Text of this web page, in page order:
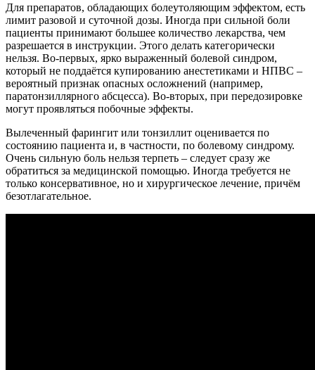
Для препаратов, обладающих болеутоляющим эффектом, есть
лимит разовой и суточной дозы. Иногда при сильной боли
пациенты принимают большее количество лекарства, чем
разрешается в инструкции. Этого делать категорически
нельзя. Во-первых, ярко выраженный болевой синдром,
который не поддаётся купированию анестетиками и НПВС –
вероятный признак опасных осложнений (например,
паратонзиллярного абсцесса). Во-вторых, при передозировке
могут проявляться побочные эффекты.
Вылеченный фарингит или тонзиллит оценивается по
состоянию пациента и, в частности, по болевому синдрому.
Очень сильную боль нельзя терпеть – следует сразу же
обратиться за медицинской помощью. Иногда требуется не
только консервативное, но и хирургическое лечение, причём
безотлагательное.